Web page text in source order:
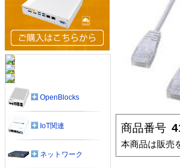
商品番号
本商品は販売
OpenBlocks
IoT関連
ネットワーク